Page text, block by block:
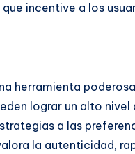
incentive a los
herramienta
lograr un alto nivel
a las
la autenticidad,